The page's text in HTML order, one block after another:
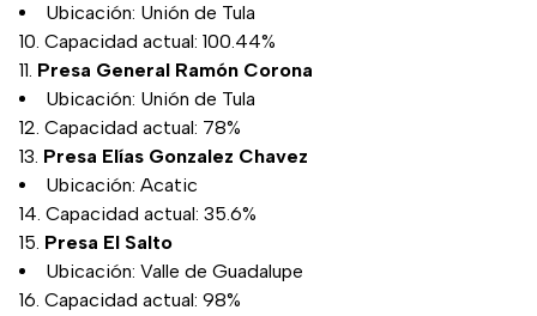
Ubicación: Unión de Tula
Capacidad actual: 100.44%
Presa General Ramón Corona
Ubicación: Unión de Tula
Capacidad actual: 78%
Presa Elías Gonzalez Chavez
Ubicación: Acatic
Capacidad actual: 35.6%
Presa El Salto
Ubicación: Valle de Guadalupe
Capacidad actual: 98%